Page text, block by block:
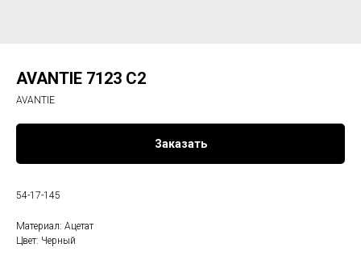
AVANTIE 7123 C2
AVANTIE
Заказать
54-17-145
Материал: Ацетат
Цвет: Черный